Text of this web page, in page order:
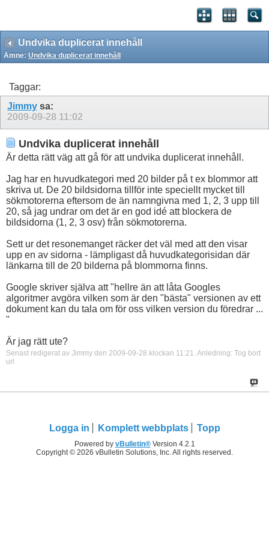
Undvika duplicerat innehåll
Ämne: Undvika duplicerat innehåll
Taggar:
Jimmy sa:
2009-09-28 11:02
Undvika duplicerat innehåll
Är detta rätt väg att gå för att undvika duplicerat innehåll.
Jag har en huvudkategori med 20 bilder på t ex blommor att
skriva ut. De 20 bildsidorna tillför inte speciellt mycket till
sökmotorerna eftersom de än namngivna med 1, 2, 3 upp till
20, så jag undrar om det är en god idé att blockera de
bildsidorna (1, 2, 3 osv) från sökmotorerna.
Sett ur det resonemanget räcker det väl med att den visar
upp en av sidorna - lämpligast då huvudkategorisidan där
länkarna till de 20 bilderna på blommorna finns.
Google skriver själva att "hellre än att låta Googles
algoritmer avgöra vilken som är den "bästa" versionen av ett
dokument kan du tala om för oss vilken version du föredrar ...
"
Är jag rätt ute?
Senast redigerat av Jimmy den 2009-09-28 klockan 11:21. Anledning: Tog bort
url
Logga in Komplett webbplats Topp
Powered by vBulletin®Version 4.2.1
Copyright © 2026 vBulletin Solutions, Inc. All rights reserved.